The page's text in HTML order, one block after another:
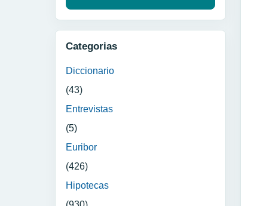
Categorias
Diccionario
(43)
Entrevistas
(5)
Euribor
(426)
Hipotecas